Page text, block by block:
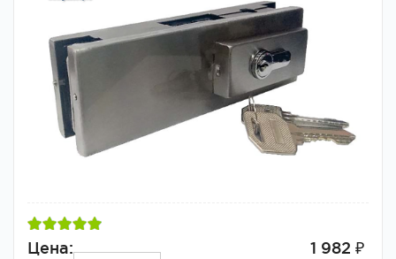
Цена: 1 982 ₽